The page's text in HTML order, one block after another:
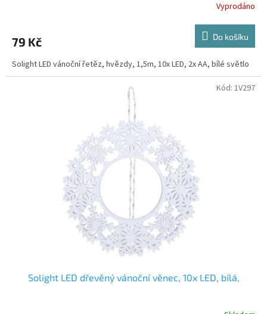
Vyprodáno
79 Kč Do košíku
Solight LED vánoční řetěz, hvězdy, 1,5m, 10x LED, 2x AA, bílé světlo
Solight LED dřevěný vánoční věnec, 10x LED, bílá,
Kód: 1V297